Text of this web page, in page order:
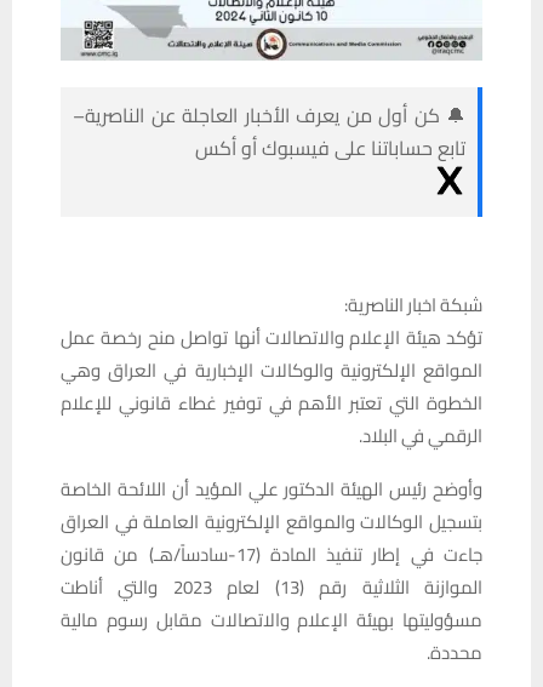
🔔 كن أول من يعرف الأخبار العاجلة عن الناصرية–
تابع حساباتنا على فيسبوك أو أكس
شبكة اخبار الناصرية:
تؤكد هيئة الإعلام والاتصالات أنها تواصل منح رخصة عمل
المواقع الإلكترونية والوكالات الإخبارية في العراق وهي
الخطوة التي تعتبر الأهم في توفير غطاء قانوني للإعلام
الرقمي في البلاد.
وأوضح رئيس الهيئة الدكتور علي المؤيد أن اللائحة الخاصة
بتسجيل الوكالات والمواقع الإلكترونية العاملة في العراق
جاءت في إطار تنفيذ المادة (17-سادساً/هـ) من قانون
الموازنة الثلاثية رقم (13) لعام 2023 والتي أناطت
مسؤوليتها بهيئة الإعلام والاتصالات مقابل رسوم مالية
محددة.